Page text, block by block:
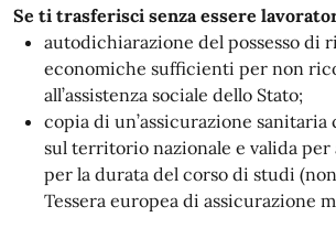
Se ti trasferisci senza essere
autodichiarazione del possesso di
economiche sufficienti per non
all’assistenza sociale dello Stato;
copia di un’assicurazione
sul territorio nazionale e valida per
per la durata del corso di studi
Tessera europea di assicurazione